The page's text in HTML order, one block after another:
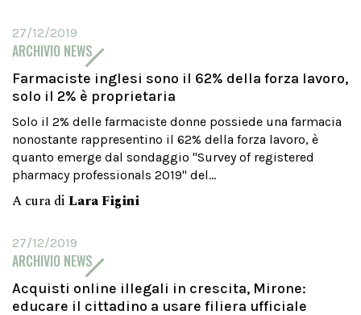
27/12/2019
ARCHIVIO NEWS
Farmaciste inglesi sono il 62% della forza lavoro,
solo il 2% è proprietaria
Solo il 2% delle farmaciste donne possiede una farmacia
nonostante rappresentino il 62% della forza lavoro, è
quanto emerge dal sondaggio "Survey of registered
pharmacy professionals 2019" del...
A cura di Lara Figini
27/12/2019
ARCHIVIO NEWS
Acquisti online illegali in crescita, Mirone:
educare il cittadino a usare filiera ufficiale